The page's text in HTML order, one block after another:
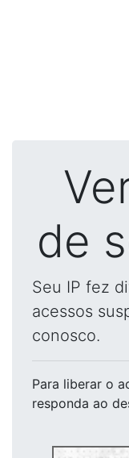
de
Seu IP fez
acessos
conosco.
Para liberar o
responda ao